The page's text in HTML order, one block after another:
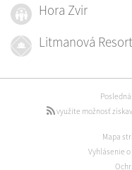
Hora Zvir
Litmanová Resort
využite možnosť
Mapa
Vyhlásenie